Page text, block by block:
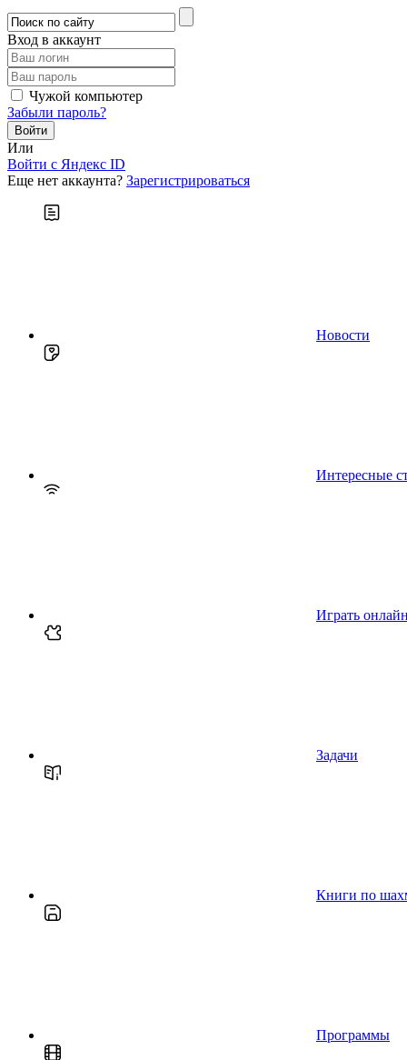
Вход в аккаунт
Чужой компьютер
Забыли пароль?
Или
Войти c Яндекс ID
Еще нет аккаунта? Зарегистрироваться
Новости
Интересные
Играть онлайн
Задачи
Книги по
Программы